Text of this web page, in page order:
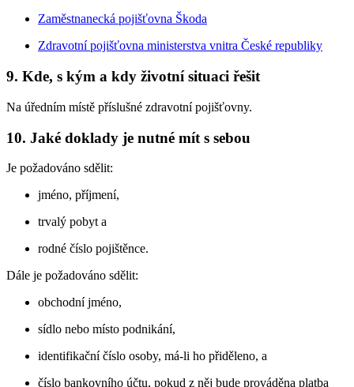
Zaměstnanecká pojišťovna Škoda
Zdravotní pojišťovna ministerstva vnitra České republiky
9. Kde, s kým a kdy životní situaci řešit
Na úředním místě příslušné zdravotní pojišťovny.
10. Jaké doklady je nutné mít s sebou
Je požadováno sdělit:
jméno, příjmení,
trvalý pobyt a
rodné číslo pojištěnce.
Dále je požadováno sdělit:
obchodní jméno,
sídlo nebo místo podnikání,
identifikační číslo osoby, má-li ho přiděleno, a
číslo bankovního účtu, pokud z něj bude prováděna platba